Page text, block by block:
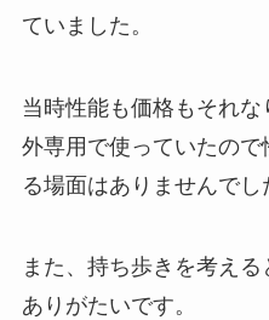
ていました。
当時性能も価格もそれな
外専用で使っていたの
る場面はありませんでし
また、持ち歩きを考え
ありがたいです。